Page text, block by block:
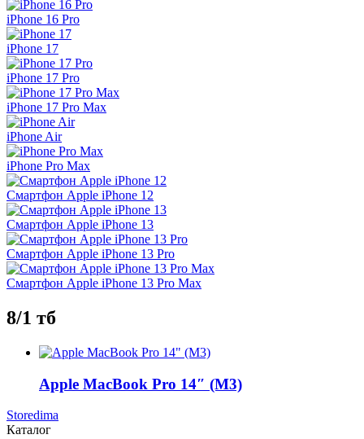
iPhone 16 Pro
iPhone 17
iPhone 17 Pro
iPhone 17 Pro Max
iPhone Air
iPhone Pro Max
Смартфон Apple iPhone 12
Смартфон Apple iPhone 13
Смартфон Apple iPhone 13 Pro
Смартфон Apple iPhone 13 Pro Max
8/1 тб
Apple MacBook Pro 14″ (M3)
Storedima
Каталог